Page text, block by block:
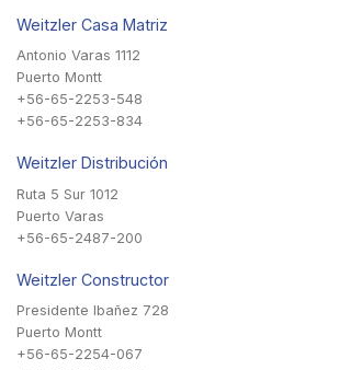
Weitzler Casa Matriz
Antonio Varas 1112
Puerto Montt
+56-65-2253-548
+56-65-2253-834
Weitzler Distribución
Ruta 5 Sur 1012
Puerto Varas
+56-65-2487-200
Weitzler Constructor
Presidente Ibañez 728
Puerto Montt
+56-65-2254-067